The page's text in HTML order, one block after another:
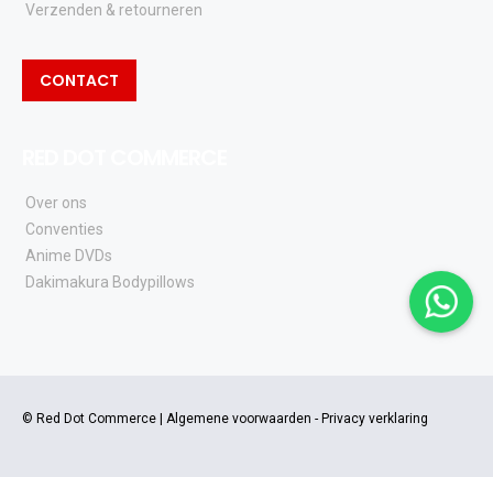
Verzenden & retourneren
CONTACT
Over ons
Conventies
Anime DVDs
Dakimakura Bodypillows
© Red Dot Commerce | Algemene voorwaarden - Privacy verklaring